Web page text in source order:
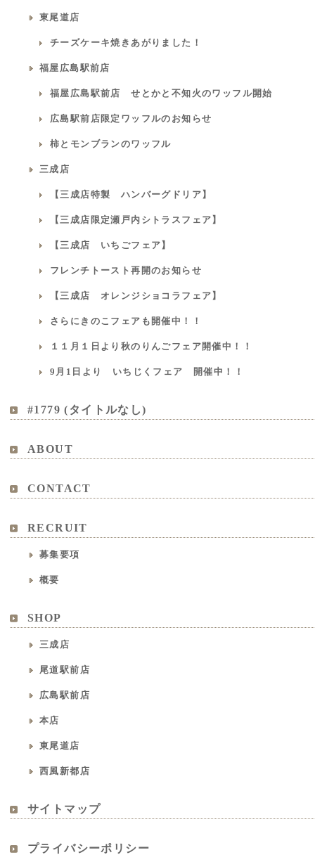
東尾道店
チーズケーキ焼きあがりました！
福屋広島駅前店
福屋広島駅前店 せとかと不知火のワッフル開始
広島駅前店限定ワッフルのお知らせ
柿とモンブランのワッフル
三成店
【三成店特製 ハンバーグドリア】
【三成店限定瀬戸内シトラスフェア】
【三成店 いちごフェア】
フレンチトースト再開のお知らせ
【三成店 オレンジショコラフェア】
さらにきのこフェアも開催中！！
１１月１日より秋のりんごフェア開催中！！
9月1日より いちじくフェア 開催中！！
#1779 (タイトルなし)
ABOUT
CONTACT
RECRUIT
募集要項
概要
SHOP
三成店
尾道駅前店
広島駅前店
本店
東尾道店
西風新都店
サイトマップ
プライバシーポリシー